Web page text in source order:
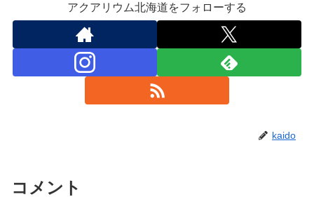
アクアリウム北海道をフォローする
kaido
コメント